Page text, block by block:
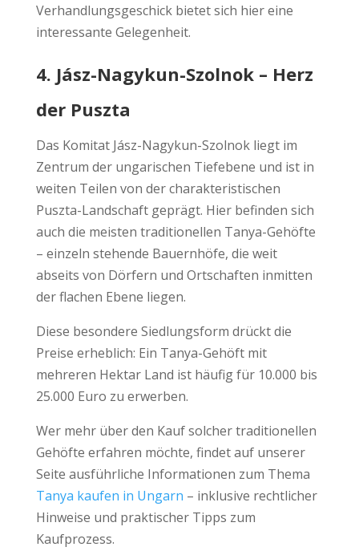
Verhandlungsgeschick bietet sich hier eine
interessante Gelegenheit.
4. Jász-Nagykun-Szolnok – Herz
der Puszta
Das Komitat Jász-Nagykun-Szolnok liegt im
Zentrum der ungarischen Tiefebene und ist in
weiten Teilen von der charakteristischen
Puszta-Landschaft geprägt. Hier befinden sich
auch die meisten traditionellen Tanya-Gehöfte
– einzeln stehende Bauernhöfe, die weit
abseits von Dörfern und Ortschaften inmitten
der flachen Ebene liegen.
Diese besondere Siedlungsform drückt die
Preise erheblich: Ein Tanya-Gehöft mit
mehreren Hektar Land ist häufig für 10.000 bis
25.000 Euro zu erwerben.
Wer mehr über den Kauf solcher traditionellen
Gehöfte erfahren möchte, findet auf unserer
Seite ausführliche Informationen zum Thema
Tanya kaufen in Ungarn – inklusive rechtlicher
Hinweise und praktischer Tipps zum
Kaufprozess.